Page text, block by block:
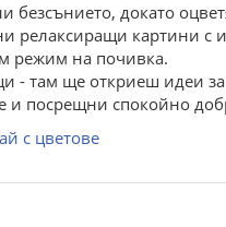
безсънието, докато
релаксиращи картини
режим на почивка.
- там ще откриеш идеи
и посрещни спокойно
с цветове